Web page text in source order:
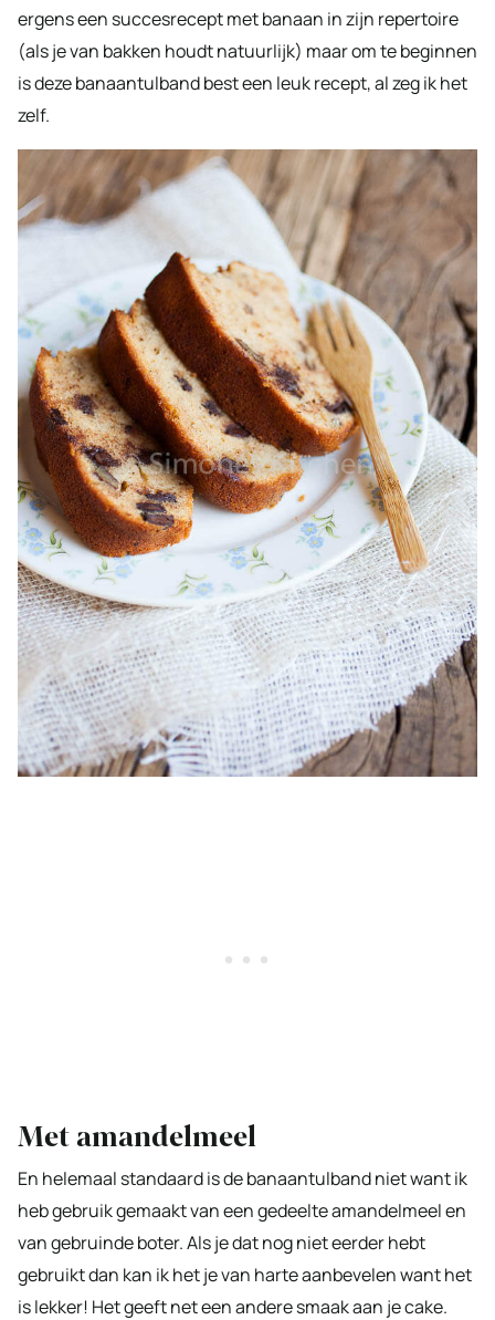
ergens een succesrecept met banaan in zijn repertoire
(als je van bakken houdt natuurlijk) maar om te beginnen
is deze banaantulband best een leuk recept, al zeg ik het
zelf.
Met amandelmeel
En helemaal standaard is de banaantulband niet want ik
heb gebruik gemaakt van een gedeelte amandelmeel en
van gebruinde boter. Als je dat nog niet eerder hebt
gebruikt dan kan ik het je van harte aanbevelen want het
is lekker! Het geeft net een andere smaak aan je cake.